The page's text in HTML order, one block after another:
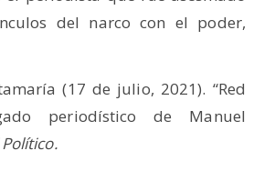
del narco con el poder,
(17 de julio, 2021). “Red
periodístico de Manuel